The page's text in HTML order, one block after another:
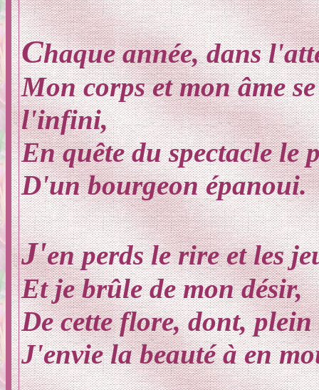
Chaque année, dans
Mon corps et mon âme
l'infini,
En quête du spectacle le
D'un bourgeon épanoui.
J'en perds le rire et les
Et je brûle de mon désir,
De cette flore, dont, plein
J'envie la beauté à en